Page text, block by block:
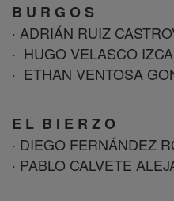
B U R G O S
· ADRIÁN RUIZ
· HUGO VELASCO
· ETHAN VENTOSA
E L B I E R Z O
· DIEGO FERNÁNDEZ
· PABLO CALVETE